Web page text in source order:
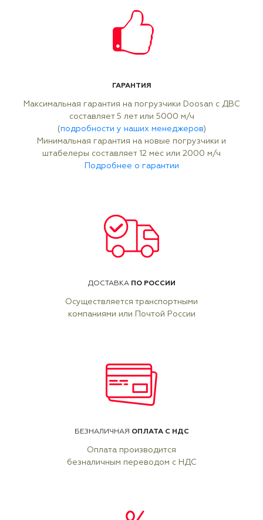
ГАРАНТИЯ
Максимальная гарантия на погрузчики Doosan с ДВС
составляет 5 лет или 5000 м/ч
(подробности у наших менеджеров)
Минимальная гарантия на новые погрузчики и
штабелеры составляет 12 мес или 2000 м/ч
Подробнее о гарантии
ДОСТАВКА ПО РОССИИ
Осуществляется транспортными
компаниями или Почтой России
БЕЗНАЛИЧНАЯ ОПЛАТА С НДС
Оплата производится
безналичным переводом с НДС